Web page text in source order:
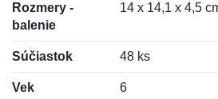
Rozmery -
balenie
14 x 14,1 x 4,5
Súčiastok 48 ks
Vek 6